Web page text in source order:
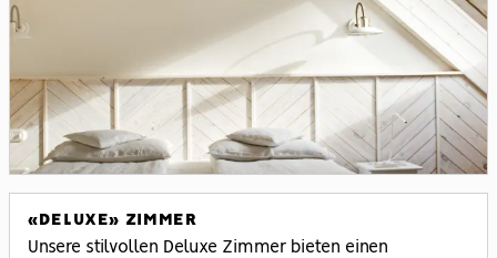
«DELUXE» ZIMMER
Unsere stilvollen Deluxe Zimmer bieten einen